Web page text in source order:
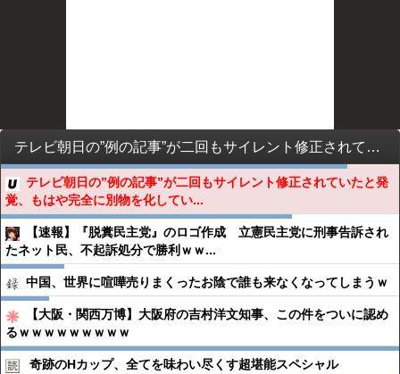
テレビ朝日の”例の記事”が二回もサイレント修正されていたと発覚、もはや完全に別物を化している
テレビ朝日の”例の記事”が二回もサイレント修正されていたと発
覚、もはや完全に別物を化してい...
【速報】『脱糞民主党』のロゴ作成 立憲民主党に刑事告訴され
たネット民、不起訴処分で勝利ｗｗ...
中国、世界に喧嘩売りまくったお陰で誰も来なくなってしまうｗ
【大阪・関西万博】大阪府の吉村洋文知事、この件をついに認め
るｗｗｗｗｗｗｗｗｗ
奇跡のHカップ、全てを味わい尽くす超堪能スペシャル